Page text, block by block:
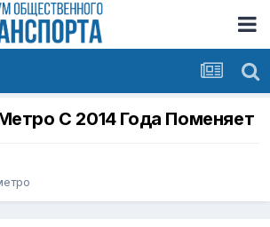
С 2014 Года Поменяет